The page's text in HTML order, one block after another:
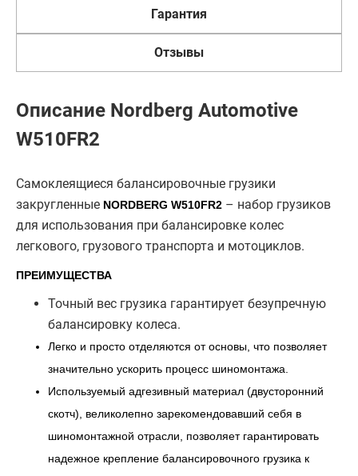
Гарантия
Отзывы
Описание Nordberg Automotive
W510FR2
Самоклеящиеся балансировочные грузики
закругленные NORDBERG W510FR2 – набор грузиков
для использования при балансировке колес
легкового, грузового транспорта и мотоциклов.
ПРЕИМУЩЕСТВА
Точный вес грузика гарантирует безупречную
балансировку колеса.
Легко и просто отделяются от основы, что позволяет
значительно ускорить процесс шиномонтажа.
Используемый адгезивный материал (двусторонний
скотч), великолепно зарекомендовавший себя в
шиномонтажной отрасли, позволяет гарантировать
надежное крепление балансировочного грузика к